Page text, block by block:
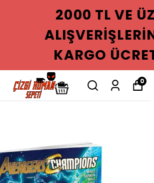
TL VE ÜZERI
ÜCRETSIZ
0